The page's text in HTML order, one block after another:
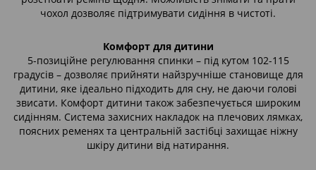
чохол дозволяє підтримувати сидіння в чистоті.
Комфорт для дитини
5-позиційне регулювання спинки – під кутом 102-115
градусів – дозволяє прийняти найзручніше становище для
дитини, яке ідеально підходить для сну, не даючи голові
звисати. Комфорт дитини також забезпечується широким
сидінням. Система захисних накладок на плечових лямках,
поясних ременях та центральній застібці захищає ніжну
шкіру дитини від натирання.